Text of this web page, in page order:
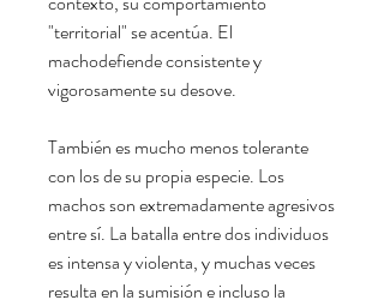
"territorial" se acentúa. El
machodefiende consistente y
vigorosamente su desove.
También es mucho menos tolerante
con los de su propia especie. Los
machos son extremadamente agresivos
entre sí. La batalla entre dos individuos
es intensa y violenta, y muchas veces
resulta en la sumisión e incluso la